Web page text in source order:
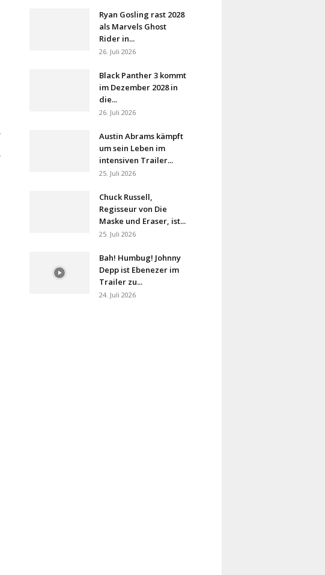
Ryan Gosling rast 2028
als Marvels Ghost
Rider in...
26. Juli 2026
Black Panther 3 kommt
im Dezember 2028 in
die...
26. Juli 2026
Austin Abrams kämpft
um sein Leben im
intensiven Trailer...
25. Juli 2026
Chuck Russell,
Regisseur von Die
Maske und Eraser, ist...
25. Juli 2026
Bah! Humbug! Johnny
Depp ist Ebenezer im
Trailer zu...
24. Juli 2026